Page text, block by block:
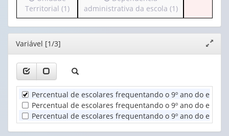
(1)
1
valor):
Sexo
para
o
cabeçalho
(possui
apenas
valor):
Unidade
Territorial
(1)
Territorial (1)
para
o
cabeçalho
Dependência
administrativa
da
escola
(1)
administrativa da escola (1)
Editor
janela
Variável [1/3]
Percentual de escolares frequentando o 9º ano do
Percentual de escolares frequentando o 9º ano do
Percentual de escolares frequentando o 9º ano do